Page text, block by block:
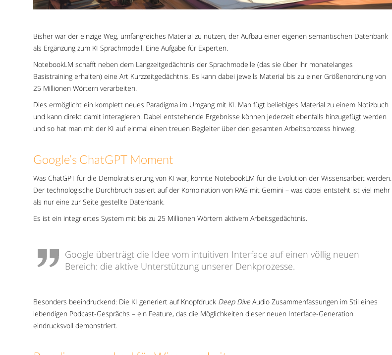
Bisher war der einzige Weg, umfangreiches Material zu nutzen, der Aufbau einer eigenen semantischen Datenbank
als Ergänzung zum KI Sprachmodell. Eine Aufgabe für Experten.
NotebookLM schafft neben dem Langzeitgedächtnis der Sprachmodelle (das sie über ihr monatelanges
Basistraining erhalten) eine Art Kurzzeitgedächtnis. Es kann dabei jeweils Material bis zu einer Größenordnung von
25 Millionen Wörtern verarbeiten.
Dies ermöglicht ein komplett neues Paradigma im Umgang mit KI. Man fügt beliebiges Material zu einem Notizbuch
und kann direkt damit interagieren. Dabei entstehende Ergebnisse können jederzeit ebenfalls hinzugefügt werden
und so hat man mit der KI auf einmal einen treuen Begleiter über den gesamten Arbeitsprozess hinweg.
Google’s ChatGPT Moment
Was ChatGPT für die Demokratisierung von KI war, könnte NotebookLM für die Evolution der Wissensarbeit werden.
Der technologische Durchbruch basiert auf der Kombination von RAG mit Gemini – was dabei entsteht ist viel mehr
als nur eine zur Seite gestellte Datenbank.
Es ist ein integriertes System mit bis zu 25 Millionen Wörtern aktivem Arbeitsgedächtnis.
Google überträgt die Idee vom intuitiven Interface auf einen völlig neuen
Bereich: die aktive Unterstützung unserer Denkprozesse.
Besonders beeindruckend: Die KI generiert auf Knopfdruck Deep Dive Audio Zusammenfassungen im Stil eines
lebendigen Podcast-Gesprächs – ein Feature, das die Möglichkeiten dieser neuen Interface-Generation
eindrucksvoll demonstriert.